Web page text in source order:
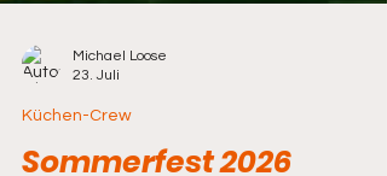
23. Juli
Küchen-Crew